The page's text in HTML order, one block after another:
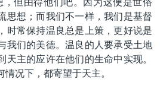
，但由得他们吧。因为这便是世俗
思想；而我们不一样，我们是基督
时常保持温良总是 上策，更好说是
我们的美德。温良 的人要承受土地
天主的应许在他们的生命中实现。
情况下，都寄望于天主。